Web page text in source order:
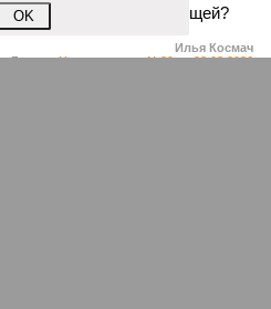
будет следующей?
Илья Космач
Газета«Наша версия» №29 от 03.08.2026
OK